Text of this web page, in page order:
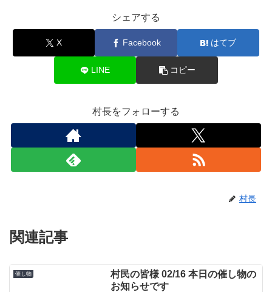
シェアする
X Facebook はてブ
LINE コピー
村長をフォローする
村長
関連記事
催し物
村民の皆様 02/16 本日の催し物の
お知らせです